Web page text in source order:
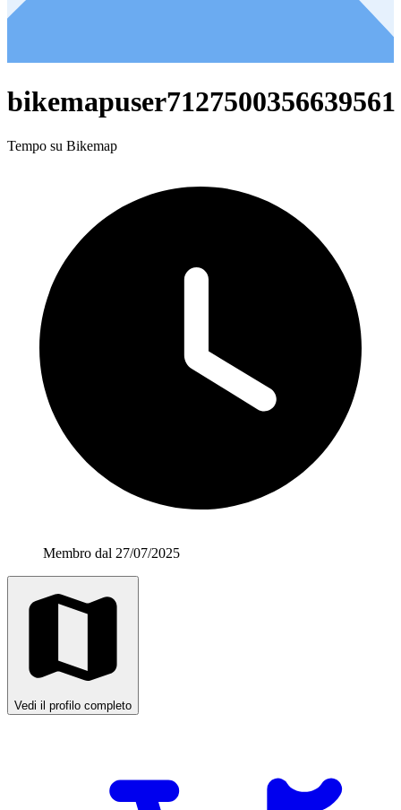
bikemapuser7127500356639561
Tempo su Bikemap
Membro dal 27/07/2025
Vedi il profilo completo